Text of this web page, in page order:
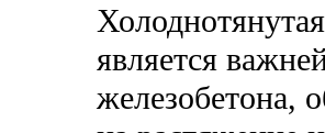
является
железобетона,